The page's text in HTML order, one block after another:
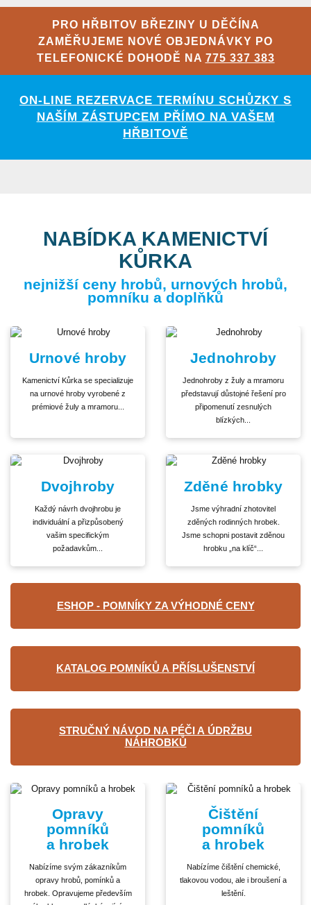
PRO HŘBITOV BŘEZINY U DĚČÍNA
ZAMĚŘUJEME NOVÉ OBJEDNÁVKY PO
TELEFONICKÉ DOHODĚ NA 775 337 383
ON-LINE REZERVACE TERMÍNU SCHŮZKY S
NAŠÍM ZÁSTUPCEM PŘÍMO NA VAŠEM
HŘBITOVĚ
NABÍDKA KAMENICTVÍ
KŮRKA
nejnižší ceny hrobů, urnových hrobů,
pomníku a doplňků
Urnové hroby
Kamenictví Kůrka se specializuje
na urnové hroby vyrobené z
prémiové žuly a mramoru...
Jednohroby
Jednohroby z žuly a mramoru
představují důstojné řešení pro
připomenutí zesnulých
blízkých...
Dvojhroby
Každý návrh dvojhrobu je
individuální a přizpůsobený
vašim specifickým
požadavkům...
Zděné hrobky
Jsme výhradní zhotovitel
zděných rodinných hrobek.
Jsme schopni postavit zděnou
hrobku „na klíč“...
ESHOP - POMNÍKY ZA VÝHODNÉ CENY
KATALOG POMNÍKŮ A PŘÍSLUŠENSTVÍ
STRUČNÝ NÁVOD NA PÉČI A ÚDRŽBU
NÁHROBKŮ
Opravy
pomníků
a hrobek
Nabízíme svým zákazníkům
opravy hrobů, pomínků a
hrobek. Opravujeme především
Čištění
pomníků
a hrobek
Nabízíme čištění chemické,
tlakovou vodou, ale i broušení a
leštění.